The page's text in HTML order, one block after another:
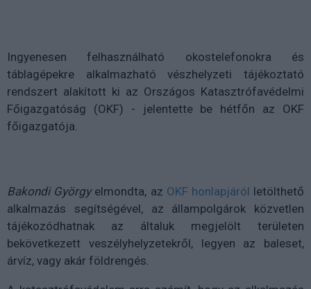
Ingyenesen felhasználható okostelefonokra és
táblagépekre alkalmazható vészhelyzeti tájékoztató
rendszert alakított ki az Országos Katasztrófavédelmi
Főigazgatóság (OKF) - jelentette be hétfőn az OKF
főigazgatója.
Bakondi Györgyelmondta, az OKF honlapjáról letölthető
alkalmazás segítségével, az állampolgárok közvetlen
tájékozódhatnak az általuk megjelölt területen
bekövetkezett veszélyhelyzetekről, legyen az baleset,
árvíz, vagy akár földrengés.